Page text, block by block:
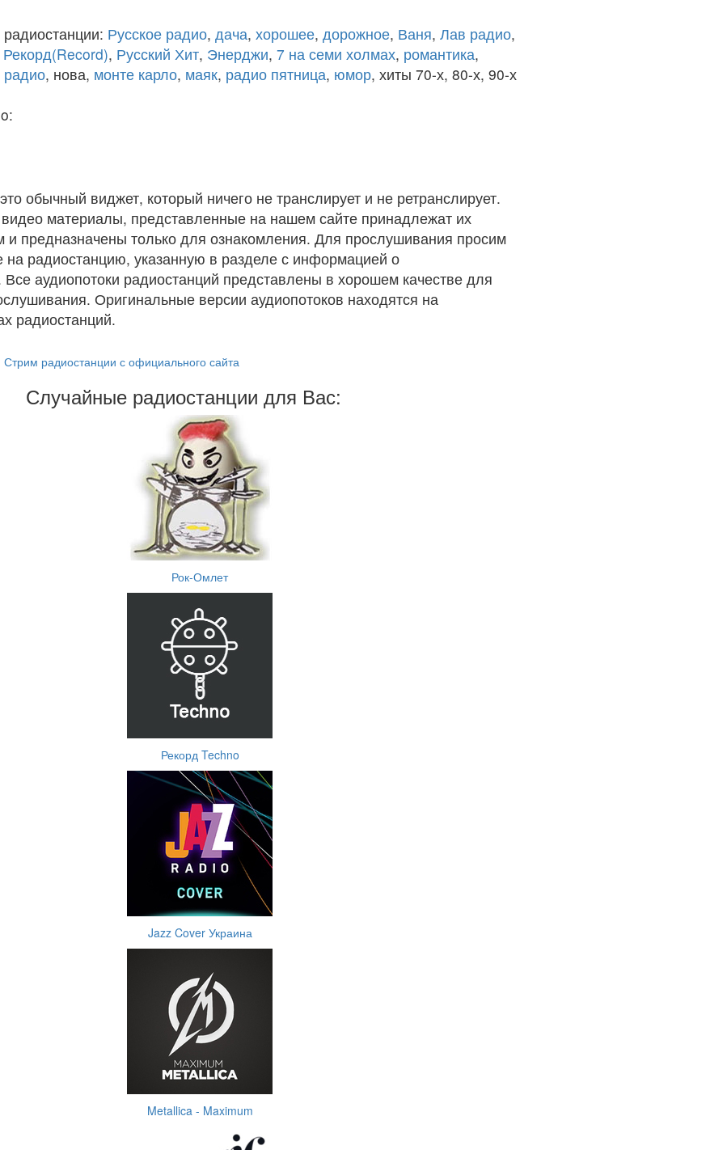
Русское радио, дача, хорошее, дорожное, Ваня, Лав радио,
Рекорд(Record), Русский Хит, Энерджи, 7 на семи холмах, романтика,
, нова, монте карло, маяк, радио пятница, юмор, хиты 70-х, 80-х, 90-х
обычный виджет, который ничего не транслирует и не ретранслирует.
материалы, представленные на нашем сайте принадлежат их
и предназначены только для ознакомления. Для прослушивания просим
на радиостанцию, указанную в разделе с информацией о
Все аудиопотоки радиостанций представлены в хорошем качестве для
Оригинальные версии аудиопотоков находятся на
радиостанций.
Стрим радиостанции с официального сайта
Случайные радиостанции для Вас:
Рок-Омлет
Рекорд Techno
Jazz Cover Украина
Metallica - Maximum